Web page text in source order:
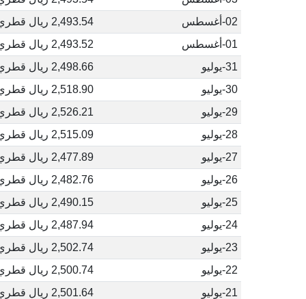
02-أغسطس
2,493.54 ريال قطري
01-أغسطس
2,493.52 ريال قطري
31-يوليو
2,498.66 ريال قطري
30-يوليو
2,518.90 ريال قطري
29-يوليو
2,526.21 ريال قطري
28-يوليو
2,515.09 ريال قطري
27-يوليو
2,477.89 ريال قطري
26-يوليو
2,482.76 ريال قطري
25-يوليو
2,490.15 ريال قطري
24-يوليو
2,487.94 ريال قطري
23-يوليو
2,502.74 ريال قطري
22-يوليو
2,500.74 ريال قطري
21-يوليو
2,501.64 ريال قطري